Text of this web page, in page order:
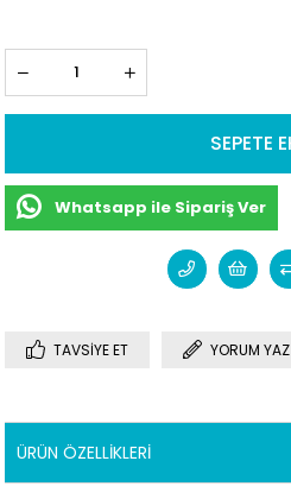
Whatsapp ile Sipariş Ver
TAVSIYE ET YORUM YAZ
ÜRÜN ÖZELLIKLERI